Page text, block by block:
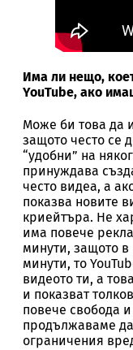
Има ли нещо,
YouTube, ако
Може би това да
защото често се
“удобни” на
принуждава
често видеа, а
показва новите
криейтъра. Не
има повече
минути, защото в
минути, то
видеото ти, а
и показват
повече свобода
продължаваме
ограничения